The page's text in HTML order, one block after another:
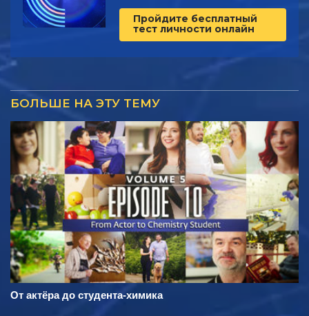
Пройдите бесплатный
тест личности онлайн
БОЛЬШЕ НА ЭТУ ТЕМУ
От актёра до студента-химика